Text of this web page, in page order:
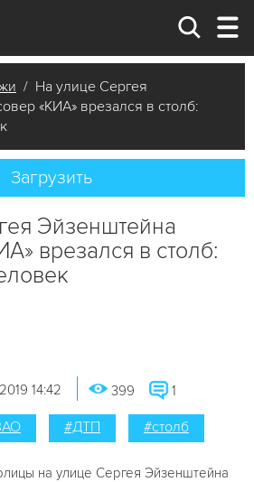
/ На улице Сергея
«КИА» врезался в столб:
Загрузить
Эйзенштейна
врезался в столб:
14:42 399 1
#ДТП #столб
на улице Сергея Эйзенштейна